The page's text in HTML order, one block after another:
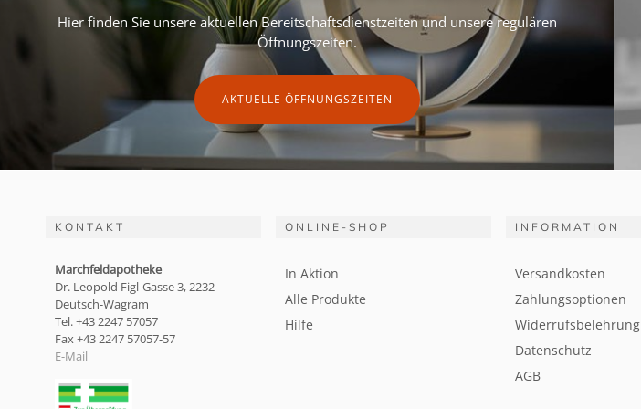
Hier finden Sie unsere aktuellen Bereitschaftsdienstzeiten und unsere regulären
Öffnungszeiten.
AKTUELLE ÖFFNUNGSZEITEN
KONTAKT
Marchfeldapotheke
Dr. Leopold Figl-Gasse 3, 2232
Deutsch-Wagram
Tel. +43 2247 57057
Fax +43 2247 57057-57
E-Mail
ONLINE-SHOP
In Aktion
Alle Produkte
Hilfe
INFORMATION
Versandkosten
Zahlungsoptionen
Widerrufsbelehrung
Datenschutz
AGB